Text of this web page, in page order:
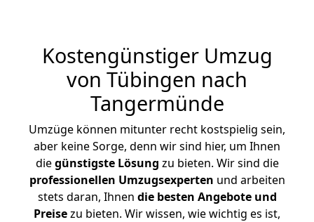
Kostengünstiger Umzug
von Tübingen nach
Tangermünde
Umzüge können mitunter recht kostspielig sein,
aber keine Sorge, denn wir sind hier, um Ihnen
diegünstigste Lösung zu bieten. Wir sind die
professionellen Umzugsexperten und arbeiten
stets daran, Ihnen die besten Angebote und
Preisezu bieten. Wir wissen, wie wichtig es ist,